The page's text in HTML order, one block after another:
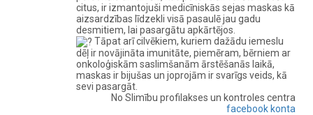
citus, ir izmantojuši medicīniskās sejas maskas kā
aizsardzības līdzekli visā pasaulē jau gadu
desmitiem, lai pasargātu apkārtējos.
Tāpat arī cilvēkiem, kuriem dažādu iemeslu
dēļ ir novājināta imunitāte, piemēram, bērniem ar
onkoloģiskām saslimšanām ārstēšanās laikā,
maskas ir bijušas un joprojām ir svarīgs veids, kā
sevi pasargāt.
No Slimību profilakses un kontroles centra
facebook konta